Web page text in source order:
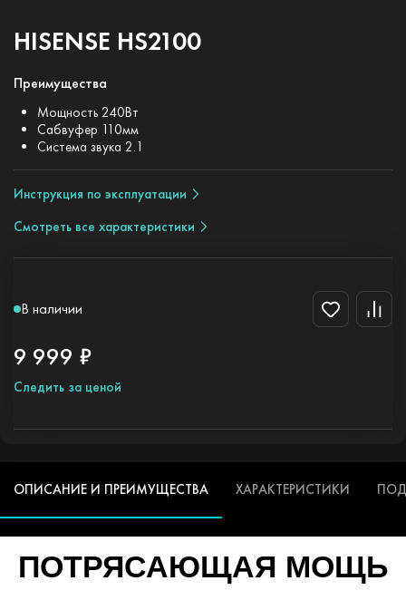
HISENSE HS2100
Преимущества
Мощность 240Вт
Сабвуфер 110мм
Система звука 2.1
Инструкция по эксплуатации
Смотреть все характеристики
В наличии
9 999 ₽
Следить за ценой
ОПИСАНИЕ И ПРЕИМУЩЕСТВА ХАРАКТЕРИСТИКИ
ПОТРЯСАЮЩАЯ МОЩЬ